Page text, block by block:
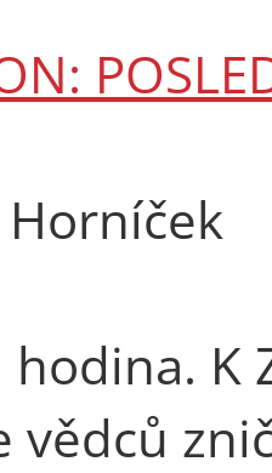
Horníček
hodina.
vědců